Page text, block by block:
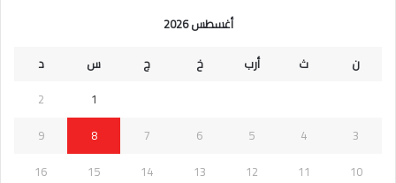
أغسطس 2026
ن
ث أرب خ ج س
د
1
2
3
4
5
6
7
8
9
10
11
12
13
14
15
16